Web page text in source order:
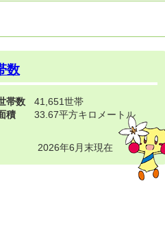
数
帯数
41,651世帯
積
33.67平方キロメートル
2026年6月末現在